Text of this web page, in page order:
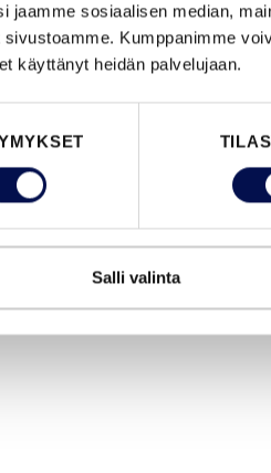
jaamme sosiaalisen median,
Kumppanimme
käyttänyt heidän palvelujaan.
Salli valinta
JELD-WEN
Evästekäytäntö